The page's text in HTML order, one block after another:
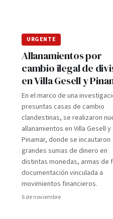
URGENTE
Allanamientos por
cambio ilegal de
en Villa Gesell y
En el marco de una
presuntas casas de cambio
clandestinas, se realizaron
allanamientos en Villa Gesell y
Pinamar, donde se incautaron
grandes sumas de dinero en
distintas monedas, armas de
documentación vinculada a
movimientos financieros.
6 de noviembre